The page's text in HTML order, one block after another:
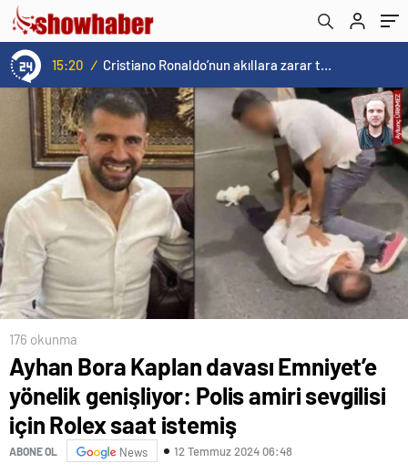
15:20 / Cristiano Ronaldo’nun akıllara zarar tüm kariyerinin istatistiğini çıkardık !
176 okunma
Ayhan Bora Kaplan davası Emniyet’e
yönelik genişliyor: Polis amiri sevgilisi
için Rolex saat istemiş
ABONE OL News 12 Temmuz 2024 06:48